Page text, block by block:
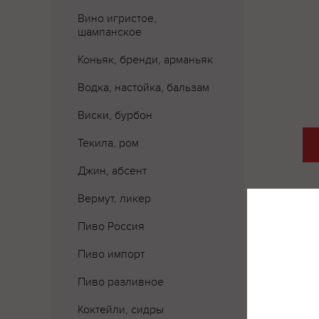
Вино игристое,
шампанское
Коньяк, бренди, арманьяк
Водка, настойка, бальзам
Виски, бурбон
Текила, ром
Джин, абсент
Вермут, ликер
Пиво Россия
Пиво импорт
Пиво разливное
Коктейли, сидры